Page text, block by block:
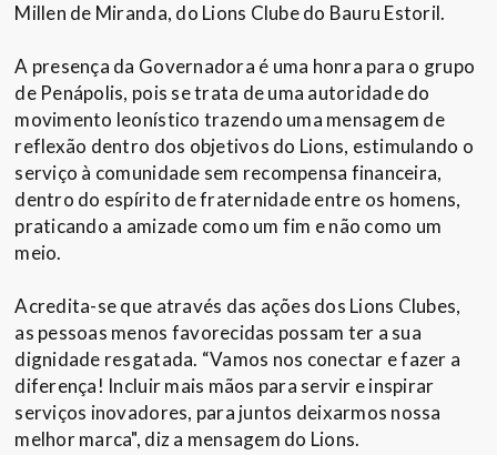
Millen de Miranda, do Lions Clube do Bauru Estoril.
A presença da Governadora é uma honra para o grupo
de Penápolis, pois se trata de uma autoridade do
movimento leonístico trazendo uma mensagem de
reflexão dentro dos objetivos do Lions, estimulando o
serviço à comunidade sem recompensa financeira,
dentro do espírito de fraternidade entre os homens,
praticando a amizade como um fim e não como um
meio.
Acredita-se que através das ações dos Lions Clubes,
as pessoas menos favorecidas possam ter a sua
dignidade resgatada. “Vamos nos conectar e fazer a
diferença! Incluir mais mãos para servir e inspirar
serviços inovadores, para juntos deixarmos nossa
melhor marca", diz a mensagem do Lions.